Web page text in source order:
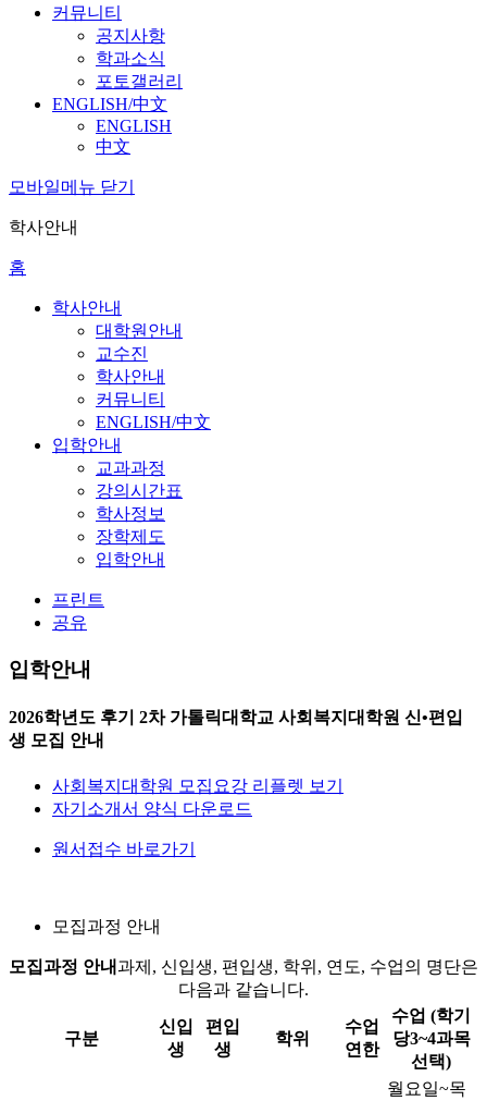
커뮤니티
공지사항
학과소식
포토갤러리
ENGLISH/中文
ENGLISH
中文
모바일메뉴 닫기
학사안내
홈
학사안내
대학원안내
교수진
학사안내
커뮤니티
ENGLISH/中文
입학안내
교과과정
강의시간표
학사정보
장학제도
입학안내
프린트
공유
입학안내
2026학년도 후기 2차 가톨릭대학교 사회복지대학원 신•편입
생 모집 안내
사회복지대학원 모집요강 리플렛 보기
자기소개서 양식 다운로드
원서접수 바로가기
모집과정 안내
모집과정 안내과제, 신입생, 편입생, 학위, 연도, 수업의 명단은
다음과 같습니다.
구분
신입
생
편입
생
학위
수업
연한
수업 (학기
당3~4과목
선택)
월요일~목